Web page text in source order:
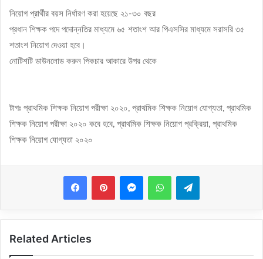
নিয়োগ প্রার্থীর বয়স নির্ধারণ করা হয়েছে ২১-৩০ বছর
প্রধান শিক্ষক পদে পদোন্নতির মাধ্যমে ৬৫ শতাংশ আর পিএসসির মাধ্যমে সরাসরি ৩৫
শতাংশ নিয়োগ দেওয়া হবে।
নোটিশটি ডাউনলোড করুন পিকচার আকারে উপর থেকে
টাগঃ প্রাথমিক শিক্ষক নিয়োগ পরীক্ষা ২০২০, প্রাথমিক শিক্ষক নিয়োগ যোগ্যতা, প্রাথমিক
শিক্ষক নিয়োগ পরীক্ষা ২০২০ কবে হবে, প্রাথমিক শিক্ষক নিয়োগ প্রক্রিয়া, প্রাথমিক
শিক্ষক নিয়োগ যোগ্যতা ২০২০
MessengerWhatsAppTelegram
Related Articles